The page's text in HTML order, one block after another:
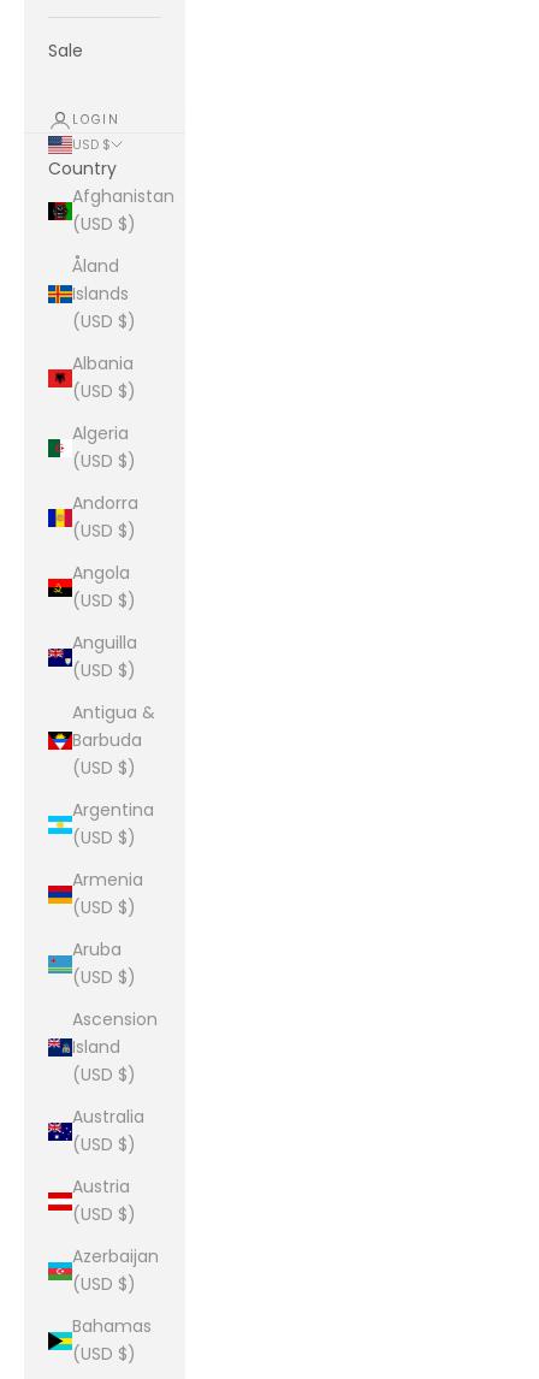
Sale
LOGIN
USD $
Country
Afghanistan
(USD $)
Åland
Islands
(USD $)
Albania
(USD $)
Algeria
(USD $)
Andorra
(USD $)
Angola
(USD $)
Anguilla
(USD $)
Antigua &
Barbuda
(USD $)
Argentina
(USD $)
Armenia
(USD $)
Aruba
(USD $)
Ascension
Island
(USD $)
Australia
(USD $)
Austria
(USD $)
Azerbaijan
(USD $)
Bahamas
(USD $)